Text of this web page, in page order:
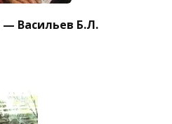
Васильев Б.Л.